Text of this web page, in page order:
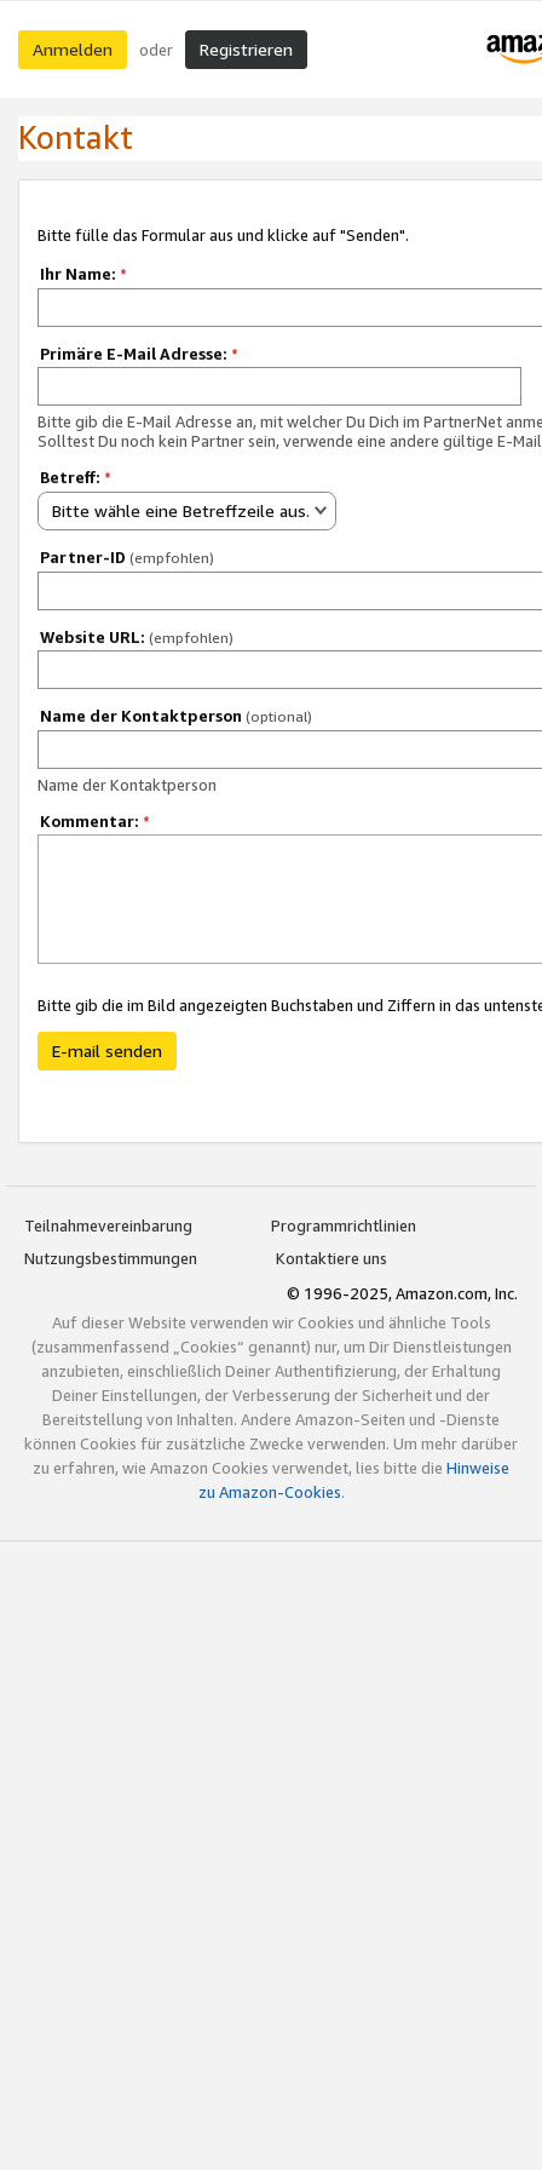
Anmelden oder Registrieren
Kontakt
Bitte fülle das Formular aus und klicke auf "Senden".
Ihr Name: *
Primäre E-Mail Adresse: *
Bitte gib die E-Mail Adresse an, mit welcher Du Dich im PartnerNet
Solltest Du noch kein Partner sein, verwende eine andere gültige E-
Betreff: *
Bitte wähle eine Betreffzeile aus.
Partner-ID (empfohlen)
Website URL: (empfohlen)
Name der Kontaktperson (optional)
Name der Kontaktperson
Kommentar: *
Bitte gib die im Bild angezeigten Buchstaben und Ziffern in das
E-mail senden
Teilnahmevereinbarung
Programmrichtlinien
Nutzungsbestimmungen
Kontaktiere uns
© 1996-2025, Amazon.com, Inc.
Auf dieser Website verwenden wir Cookies und ähnliche Tools
(zusammenfassend „Cookies“ genannt) nur, um Dir Dienstleistungen
anzubieten, einschließlich Deiner Authentifizierung, der Erhaltung
Deiner Einstellungen, der Verbesserung der Sicherheit und der
Bereitstellung von Inhalten. Andere Amazon-Seiten und -Dienste
können Cookies für zusätzliche Zwecke verwenden. Um mehr darüber
zu erfahren, wie Amazon Cookies verwendet, lies bitte die Hinweise
zu Amazon-Cookies.